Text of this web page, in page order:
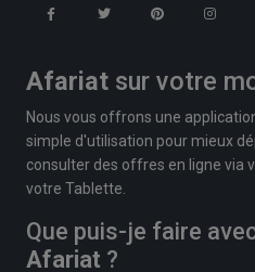
Afariat sur votre
Nous vous offrons une
simple d'utilisation pour mieux
consulter des offres en ligne via
votre Tablette.
Que puis-je faire
Afariat ?